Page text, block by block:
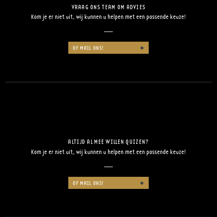
VRAAG ONS TEAM OM ADVIES
Kom je er niet uit, wij kunnen u helpen met een passende keuze!
OF MAIL ONS!
ALTIJD AL MEE WILLEN QUIZEN?
Kom je er niet uit, wij kunnen u helpen met een passende keuze!
OF MAIL ONS!